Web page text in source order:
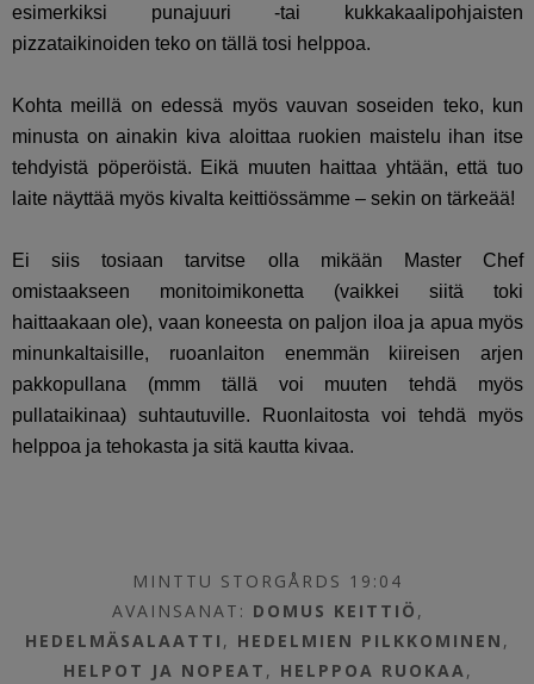
esimerkiksi punajuuri -tai kukkakaalipohjaisten
pizzataikinoiden teko on tällä tosi helppoa.
Kohta meillä on edessä myös vauvan soseiden teko, kun
minusta on ainakin kiva aloittaa ruokien maistelu ihan itse
tehdyistä pöperöistä. Eikä muuten haittaa yhtään, että tuo
laite näyttää myös kivalta keittiössämme – sekin on tärkeää!
Ei siis tosiaan tarvitse olla mikään Master Chef
omistaakseen monitoimikonetta (vaikkei siitä toki
haittaakaan ole), vaan koneesta on paljon iloa ja apua myös
minunkaltaisille, ruoanlaiton enemmän kiireisen arjen
pakkopullana (mmm tällä voi muuten tehdä myös
pullataikinaa) suhtautuville. Ruonlaitosta voi tehdä myös
helppoa ja tehokasta ja sitä kautta kivaa.
MINTTU STORGÅRDS 19:04
AVAINSANAT: DOMUS KEITTIÖ ,
HEDELMÄSALAATTI , HEDELMIEN PILKKOMINEN ,
HELPOT JA NOPEAT , HELPPOA RUOKAA ,